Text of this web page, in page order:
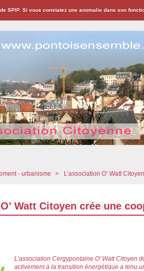
SPIP. Si vous constatez une anomalie dans son
- urbanisme >
L’association O’ Watt
Watt Citoyen crée une
L’association Cergypontaine O’ Watt Citoyen
activement à la transition énergétique a tenu